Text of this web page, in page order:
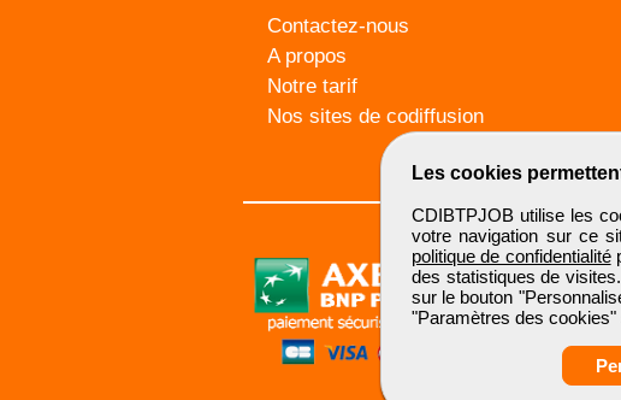
Les cookies
CDIBTPJOB utilise les
votre navigation sur ce
politique de confidentialité
des statistiques de
sur le bouton
"Paramètres des cookies"
Contactez-nous
A propos
Notre tarif
Nos sites de codiffusion